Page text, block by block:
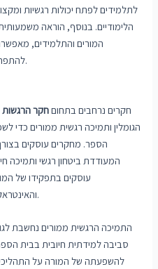
לתלמידים לפתח יכולות רגשיות
הלימודיים. בנוסף, הוראה
המורים והתלמידים,
להתפתחות אישית ואקדמית רבה יותר בכיתה.
חקרים נרחבים בתחוםחקר הרגשות
הגומלין ותמיכה רגשית ממורים כדי
הספר. מחקרים עוסקים
המעודדת ביטחון רגשי ותמיכה
עוסקים בתפקידו של
והאינטראקציה הסוציאלית של התלמידים בכיתה.
התמיכה הרגשית ממורים נחשבת
סביבה למידתית חיובית בבית
להשפעתה של המורה על